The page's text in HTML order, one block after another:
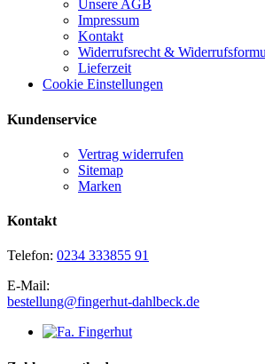
Unsere AGB
Impressum
Kontakt
Widerrufsrecht &
Lieferzeit
Cookie Einstellungen
Kundenservice
Vertrag widerrufen
Sitemap
Marken
Kontakt
Telefon: 0234 333855 91
E-Mail:
bestellung@fingerhut-dahlbeck.de